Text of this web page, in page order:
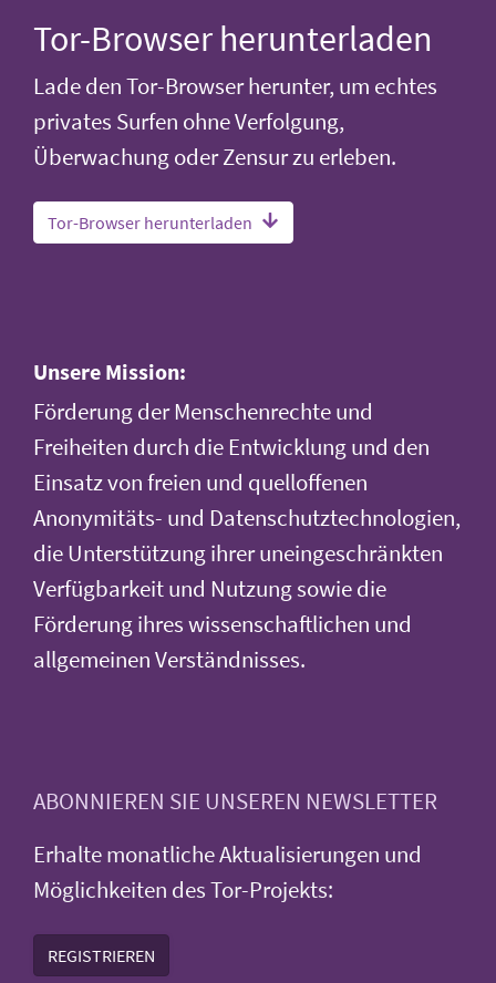
Tor-Browser herunterladen
Lade den Tor-Browser herunter, um echtes
privates Surfen ohne Verfolgung,
Überwachung oder Zensur zu erleben.
Tor-Browser herunterladen
Unsere Mission:
Förderung der Menschenrechte und
Freiheiten durch die Entwicklung und den
Einsatz von freien und quelloffenen
Anonymitäts- und Datenschutztechnologien,
die Unterstützung ihrer uneingeschränkten
Verfügbarkeit und Nutzung sowie die
Förderung ihres wissenschaftlichen und
allgemeinen Verständnisses.
ABONNIEREN SIE UNSEREN NEWSLETTER
Erhalte monatliche Aktualisierungen und
Möglichkeiten des Tor-Projekts:
REGISTRIEREN